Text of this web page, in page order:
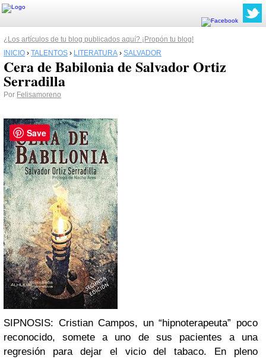
¿Los artículos de tu blog publicados aquí? ¡Propón tu blog!
INICIO › TALENTOS › LITERATURA › SALVADOR
Cera de Babilonia de Salvador Ortiz
Serradilla
Por Felisamoreno
SIPNOSIS: Cristian Campos, un “hipnoterapeuta” poco
reconocido, somete a uno de sus pacientes a una
regresión para dejar el vicio del tabaco. En pleno
Save